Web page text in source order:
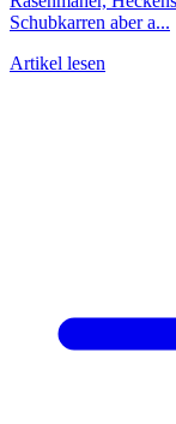
Schubkarren aber a...
Artikel lesen